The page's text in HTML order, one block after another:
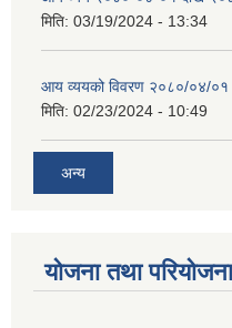
मिति: 03/19/2024 - 13:34
आय व्ययको विवरण २०८०/०४/
मिति: 02/23/2024 - 10:49
अन्य
योजना तथा परियोजना